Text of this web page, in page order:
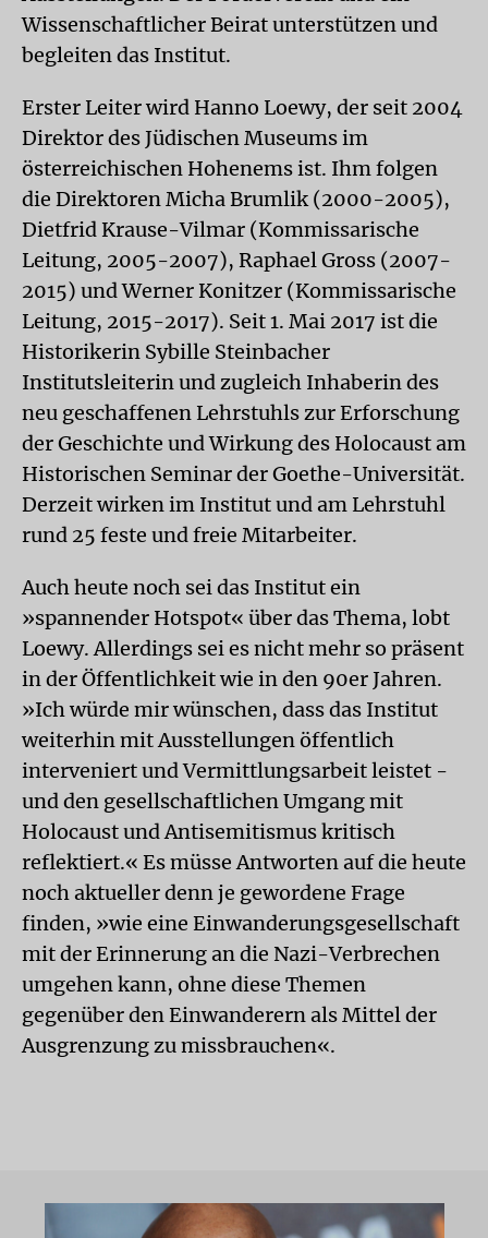
Wissenschaftlicher Beirat unterstützen und
begleiten das Institut.
Erster Leiter wird Hanno Loewy, der seit 2004
Direktor des Jüdischen Museums im
österreichischen Hohenems ist. Ihm folgen
die Direktoren Micha Brumlik (2000-2005),
Dietfrid Krause-Vilmar (Kommissarische
Leitung, 2005-2007), Raphael Gross (2007-
2015) und Werner Konitzer (Kommissarische
Leitung, 2015-2017). Seit 1. Mai 2017 ist die
Historikerin Sybille Steinbacher
Institutsleiterin und zugleich Inhaberin des
neu geschaffenen Lehrstuhls zur Erforschung
der Geschichte und Wirkung des Holocaust am
Historischen Seminar der Goethe-Universität.
Derzeit wirken im Institut und am Lehrstuhl
rund 25 feste und freie Mitarbeiter.
Auch heute noch sei das Institut ein
»spannender Hotspot« über das Thema, lobt
Loewy. Allerdings sei es nicht mehr so präsent
in der Öffentlichkeit wie in den 90er Jahren.
»Ich würde mir wünschen, dass das Institut
weiterhin mit Ausstellungen öffentlich
interveniert und Vermittlungsarbeit leistet -
und den gesellschaftlichen Umgang mit
Holocaust und Antisemitismus kritisch
reflektiert.« Es müsse Antworten auf die heute
noch aktueller denn je gewordene Frage
finden, »wie eine Einwanderungsgesellschaft
mit der Erinnerung an die Nazi-Verbrechen
umgehen kann, ohne diese Themen
gegenüber den Einwanderern als Mittel der
Ausgrenzung zu missbrauchen«.